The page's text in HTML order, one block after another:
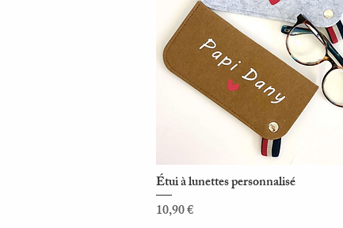
Aperçu rapide
Étui à lunettes personnalisé
Prix
10,90 €